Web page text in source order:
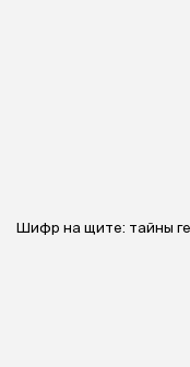
Шифр на щите: тайны